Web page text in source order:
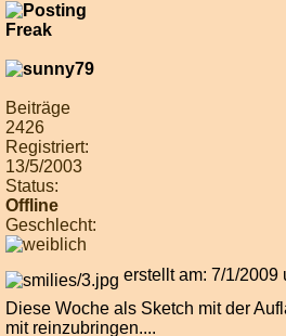
Beiträge
2426
Registriert:
13/5/2003
Status:
Offline
Geschlecht:
erstellt am: 7/1/2009
Diese Woche als Sketch mit der
mit reinzubringen....